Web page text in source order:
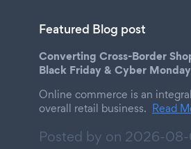
Featured Blog post
Converting Cross-Border
Black Friday & Cyber Monday
Online commerce is an
overall retail business. Read
Posted by on 2026-